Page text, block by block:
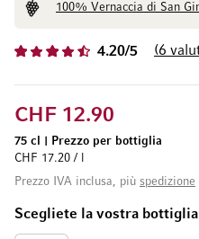
4.20/5 6
100% Vernaccia di San
Scegliete la vostra bottiglia
CHF 12.90
75 cl
Prezzo per bottiglia
CHF 17.20 / l
Prezzo IVA inclusa, più spedizione